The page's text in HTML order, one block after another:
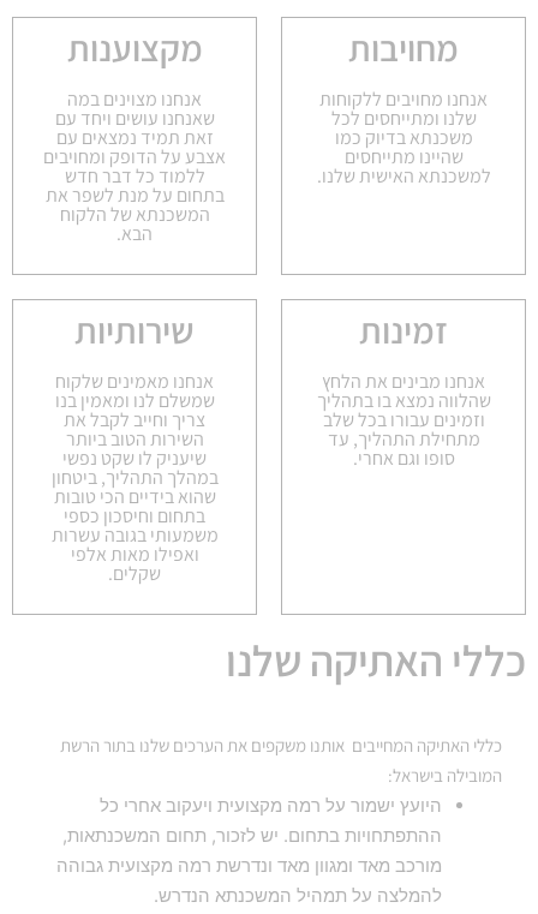
מחויבות
אנחנו מחויבים ללקוחות
שלנו ומתייחסים לכל
משכנתא בדיוק כמו
שהיינו מתייחסים
למשכנתא האישית שלנו.
מקצוענות
אנחנו מצוינים במה
שאנחנו עושים ויחד עם
זאת תמיד נמצאים עם
אצבע על הדופק ומחויבים
ללמוד כל דבר חדש
בתחום על מנת לשפר את
המשכנתא של הלקוח
הבא.
זמינות
אנחנו מבינים את הלחץ
שהלווה נמצא בו בתהליך
וזמינים עבורו בכל שלב
מתחילת התהליך, עד
סופו וגם אחרי.
שירותיות
אנחנו מאמינים שלקוח
שמשלם לנו ומאמין בנו
צריך וחייב לקבל את
השירות הטוב ביותר
שיעניק לו שקט נפשי
במהלך התהליך, ביטחון
שהוא בידיים הכי טובות
בתחום וחיסכון כספי
משמעותי בגובה עשרות
ואפילו מאות אלפי
שקלים.
כללי האתיקה שלנו
כללי האתיקה המחייבים אותנו משקפים את הערכים שלנו בתור הרשת
המובילה בישראל:
היועץ ישמור על רמה מקצועית ויעקוב אחרי כל
ההתפתחויות בתחום. יש לזכור, תחום המשכנתאות,
מורכב מאד ומגוון מאד ונדרשת רמה מקצועית גבוהה
להמלצה על תמהיל המשכנתא הנדרש.